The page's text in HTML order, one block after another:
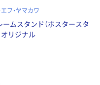
エフ・ヤマカワ
ムスタンド（ポスタースタ
リジナル